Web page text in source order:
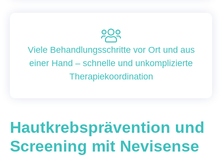
Viele Behandlungsschritte vor Ort und aus
einer Hand – schnelle und unkomplizierte
Therapiekoordination
Hautkrebsprävention und
Screening mit Nevisense